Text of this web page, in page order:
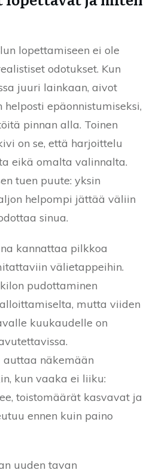
lopettamiseen ei ole
odotukset. Kun
juuri lainkaan, aivot
epäonnistumiseksi,
pinnan alla. Toinen
on se, että harjoittelu
eikä omalta valinnalta.
tuen puute: yksin
helpompi jättää väliin
sinua.
kannattaa pilkkoa
välietappeihin.
pudottaminen
mutta viiden
kuukaudelle on
näkemään
kun vaaka ei liiku:
toistomäärät kasvavat ja
ennen kuin paino
uuden tavan